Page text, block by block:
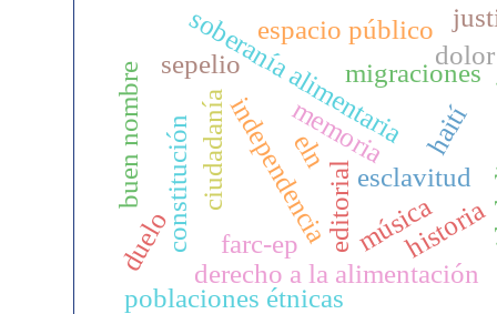
editorial
derecho a la alimentación
soberanía alimentariamigraciones
independencia haití
ciudadanía esclavitud
espacio público
poblaciones étnicas
música
eln
farc-ep
constitución historia
memoria
dolor
duelo
sepelio
buen nombre